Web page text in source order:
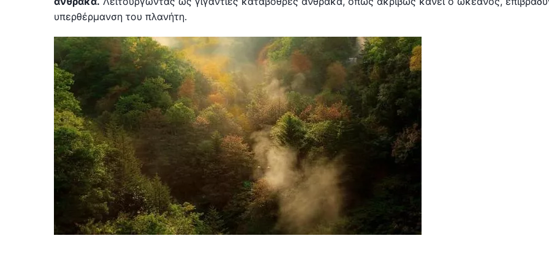
υπερθέρμανση του πλανήτη.